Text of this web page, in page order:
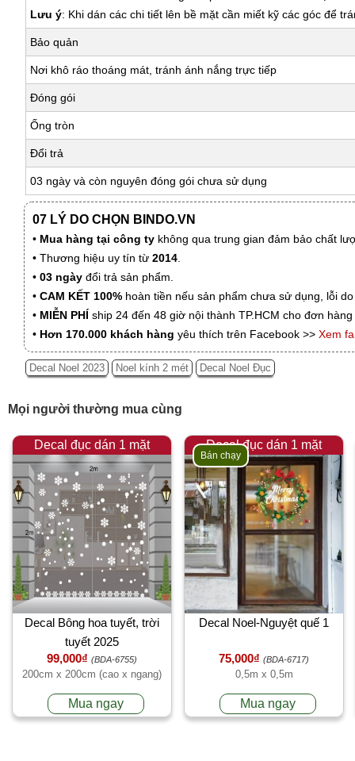
Lưu ý: Khi dán các chi tiết lên bề mặt cần miết kỹ các góc để
Bảo quản
Nơi khô ráo thoáng mát, tránh ánh nắng trực tiếp
Đóng gói
Ống tròn
Đổi trả
03 ngày và còn nguyên đóng gói chưa sử dụng
07 LÝ DO CHỌN BINDO.VN
• Mua hàng tại công ty không qua trung gian đảm bảo chất
• Thương hiệu uy tín từ 2014.
• 03 ngày đổi trả sản phẩm.
• CAM KẾT 100% hoàn tiền nếu sản phẩm chưa sử dụng, lỗi
• MIỄN PHÍ ship 24 đến 48 giờ nội thành TP.HCM cho đơn
• Hơn 170.000 khách hàng yêu thích trên Facebook >> Xem
Decal Noel 2023 Noel kính 2 mét Decal Noel Đục
Mọi người thường mua cùng
Decal đục dán 1 mặt
Decal Bông hoa tuyết, trời
tuyết 2025
99,000₫ (BDA-6755)
200cm x 200cm (cao x ngang)
Mua ngay
Decal đục dán 1 mặt
Bán chạy
Decal Noel-Nguyệt quế 1
75,000₫ (BDA-6717)
0,5m x 0,5m
Mua ngay